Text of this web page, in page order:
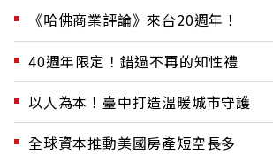
《哈佛商業評論》來台20週年！
40週年限定！錯過不再的知性禮
以人為本！臺中打造溫暖城市守護
全球資本推動美國房產短空長多